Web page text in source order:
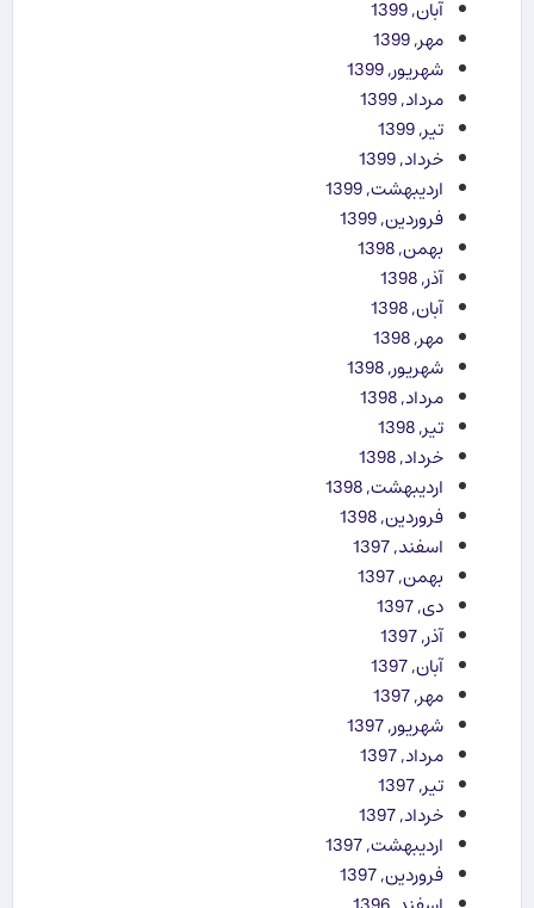
آبان, 1399
مهر, 1399
شهریور, 1399
مرداد, 1399
تیر, 1399
خرداد, 1399
اردیبهشت, 1399
فروردین, 1399
بهمن, 1398
آذر, 1398
آبان, 1398
مهر, 1398
شهریور, 1398
مرداد, 1398
تیر, 1398
خرداد, 1398
اردیبهشت, 1398
فروردین, 1398
اسفند, 1397
بهمن, 1397
دی, 1397
آذر, 1397
آبان, 1397
مهر, 1397
شهریور, 1397
مرداد, 1397
تیر, 1397
خرداد, 1397
اردیبهشت, 1397
فروردین, 1397